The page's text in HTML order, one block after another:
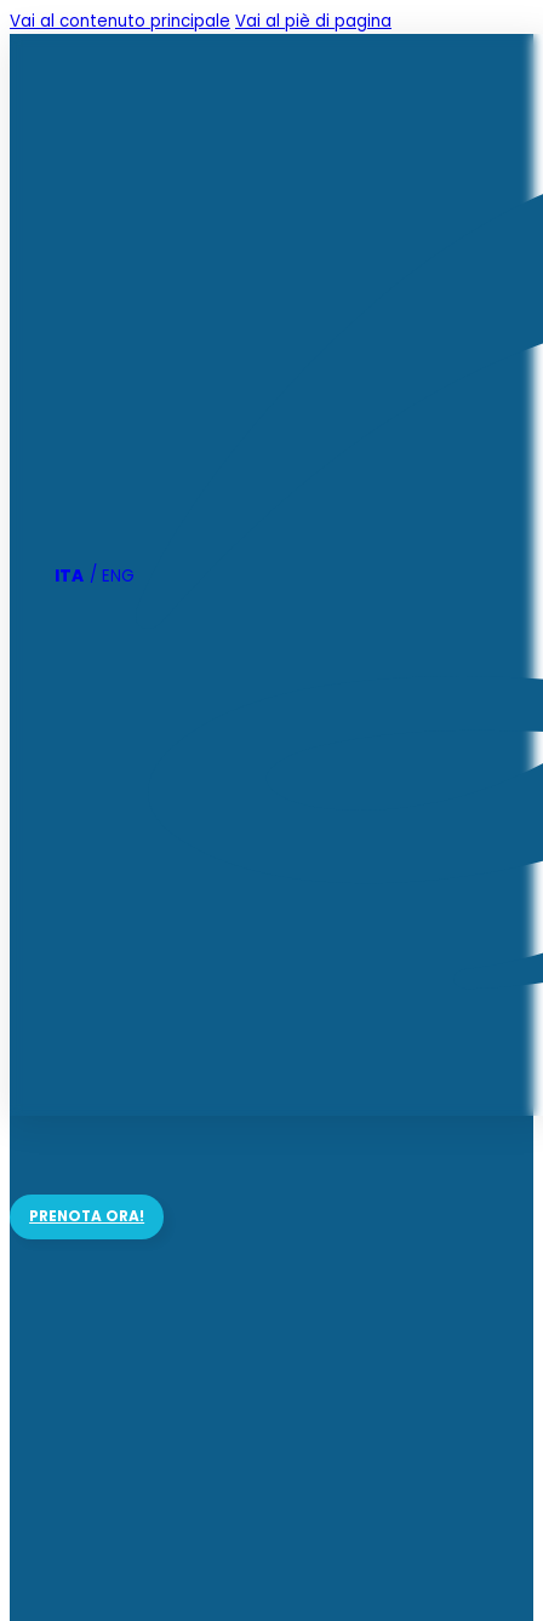
Vai al contenuto principale Vai al piè di pagina
ENG
ITA
PRENOTA ORA!